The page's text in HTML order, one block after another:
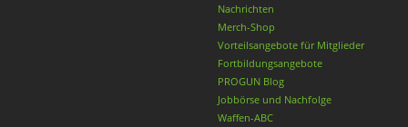
Nachrichten
Merch-Shop
Vorteilsangebote für Mitglieder
Fortbildungsangebote
PROGUN Blog
Jobbörse und Nachfolge
Waffen-ABC